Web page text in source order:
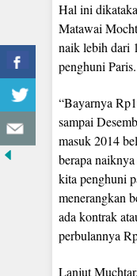
Hal ini
Matawai
naik lebih dari
penghuni Paris.
“Bayarnya
sampai
masuk 2014
berapa
kita penghuni
menerangkan
ada kontrak
perbulannya
Lanjut